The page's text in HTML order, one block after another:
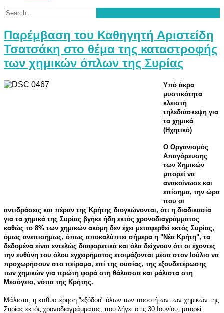
Παρέμβαση του Καθηγητή Αριστείδη
Τσατσάκη στο θέμα της καταστροφής
των χημικών όπλων της Συρίας
Υπό άκρα
μυστικότητα
κλειστή
τηλεδιάσκεψη για
τα χημικά
(Ηχητικό)
Ο Οργανισμός
Απαγόρευσης
των Χημικών
μπορεί να
ανακοίνωσε και
επίσημα, την ώρα
που οι
αντιδράσεις και πέραν της Κρήτης διογκώνονται, ότι η διαδικασία
για τα χημικά της Συρίας βγήκε ήδη εκτός χρονοδιαγράμματος
καθώς το 8% των χημικών ακόμη δεν έχει μεταφερθεί εκτός Συρίας,
όμως ανεπισήμως, όπως αποκαλύπτει σήμερα η "Νέα Κρήτη", τα
δεδομένα είναι εντελώς διαφορετικά και όλα δείχνουν ότι οι έχοντες
την ευθύνη του όλου εγχειρήματος ετοιμάζονται μέσα στον Ιούλιο να
προχωρήσουν στο πείραμα, επί της ουσίας, της εξουδετέρωσης
των χημικών για πρώτη φορά στη θάλασσα και μάλιστα στη
Μεσόγειο, νότια της Κρήτης.
Μάλιστα, η καθυστέρηση "εξόδου" όλων των ποσοτήτων των χημικών της
Συρίας εκτός χρονοδιαγράμματος, που λήγει στις 30 Ιουνίου, μπορεί